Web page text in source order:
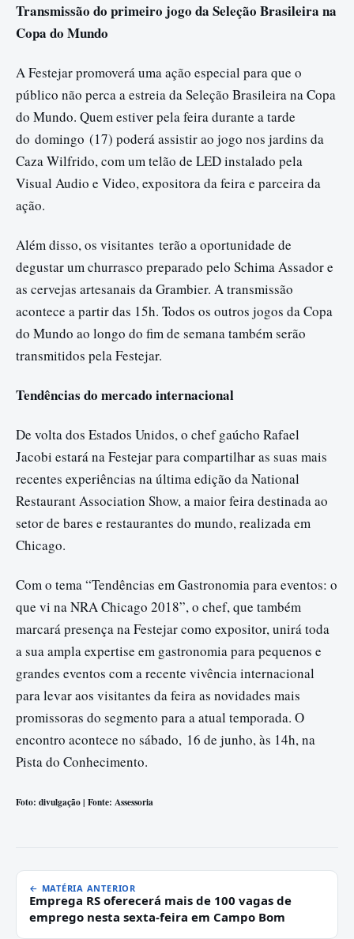
Transmissão do primeiro jogo da Seleção Brasileira na
Copa do Mundo
A Festejar promoverá uma ação especial para que o
público não perca a estreia da Seleção Brasileira na Copa
do Mundo. Quem estiver pela feira durante a tarde
do domingo (17) poderá assistir ao jogo nos jardins da
Caza Wilfrido, com um telão de LED instalado pela
Visual Audio e Video, expositora da feira e parceira da
ação.
Além disso, os visitantes terão a oportunidade de
degustar um churrasco preparado pelo Schima Assador e
as cervejas artesanais da Grambier. A transmissão
acontece a partir das 15h. Todos os outros jogos da Copa
do Mundo ao longo do fim de semana também serão
transmitidos pela Festejar.
Tendências do mercado internacional
De volta dos Estados Unidos, o chef gaúcho Rafael
Jacobi estará na Festejar para compartilhar as suas mais
recentes experiências na última edição da National
Restaurant Association Show, a maior feira destinada ao
setor de bares e restaurantes do mundo, realizada em
Chicago.
Com o tema “Tendências em Gastronomia para eventos: o
que vi na NRA Chicago 2018”, o chef, que também
marcará presença na Festejar como expositor, unirá toda
a sua ampla expertise em gastronomia para pequenos e
grandes eventos com a recente vivência internacional
para levar aos visitantes da feira as novidades mais
promissoras do segmento para a atual temporada. O
encontro acontece no sábado, 16 de junho, às 14h, na
Pista do Conhecimento.
Foto: divulgação | Fonte: Assessoria
← MATÉRIA ANTERIOR
Emprega RS oferecerá mais de 100 vagas de
emprego nesta sexta-feira em Campo Bom